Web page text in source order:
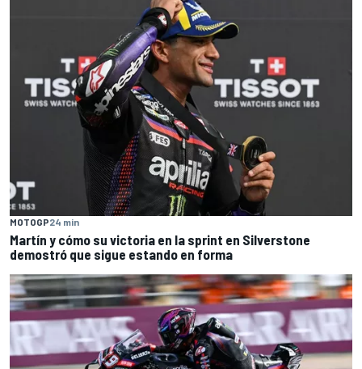
MOTOGP24 min
Martín y cómo su victoria en la sprint en Silverstone
demostró que sigue estando en forma